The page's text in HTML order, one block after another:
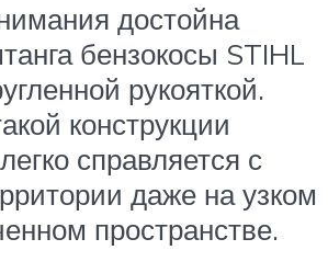
достойна
бензокосы STIHL
рукояткой.
конструкции
справляется с
даже на узком
пространстве.